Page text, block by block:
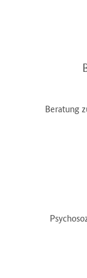
Beratung